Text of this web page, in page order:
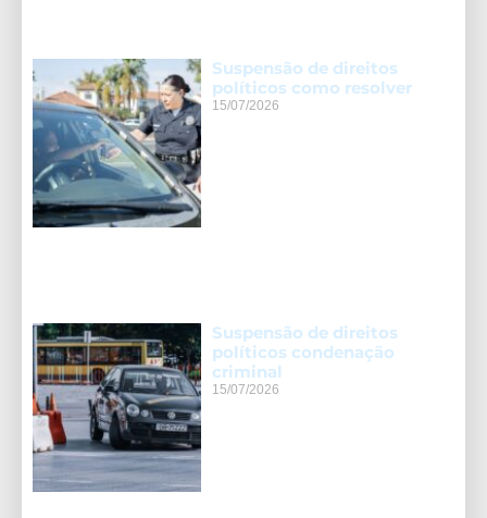
Suspensão de direitos
políticos como resolver
15/07/2026
Suspensão de direitos
políticos condenação
criminal
15/07/2026